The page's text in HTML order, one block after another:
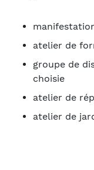
atelier de
groupe de
choisie
atelier de
atelier de